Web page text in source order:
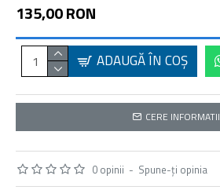
0 opinii - Spune-ţi opinia
135,00 RON
ADAUGĂ ÎN COŞ
CERE INFORMATII